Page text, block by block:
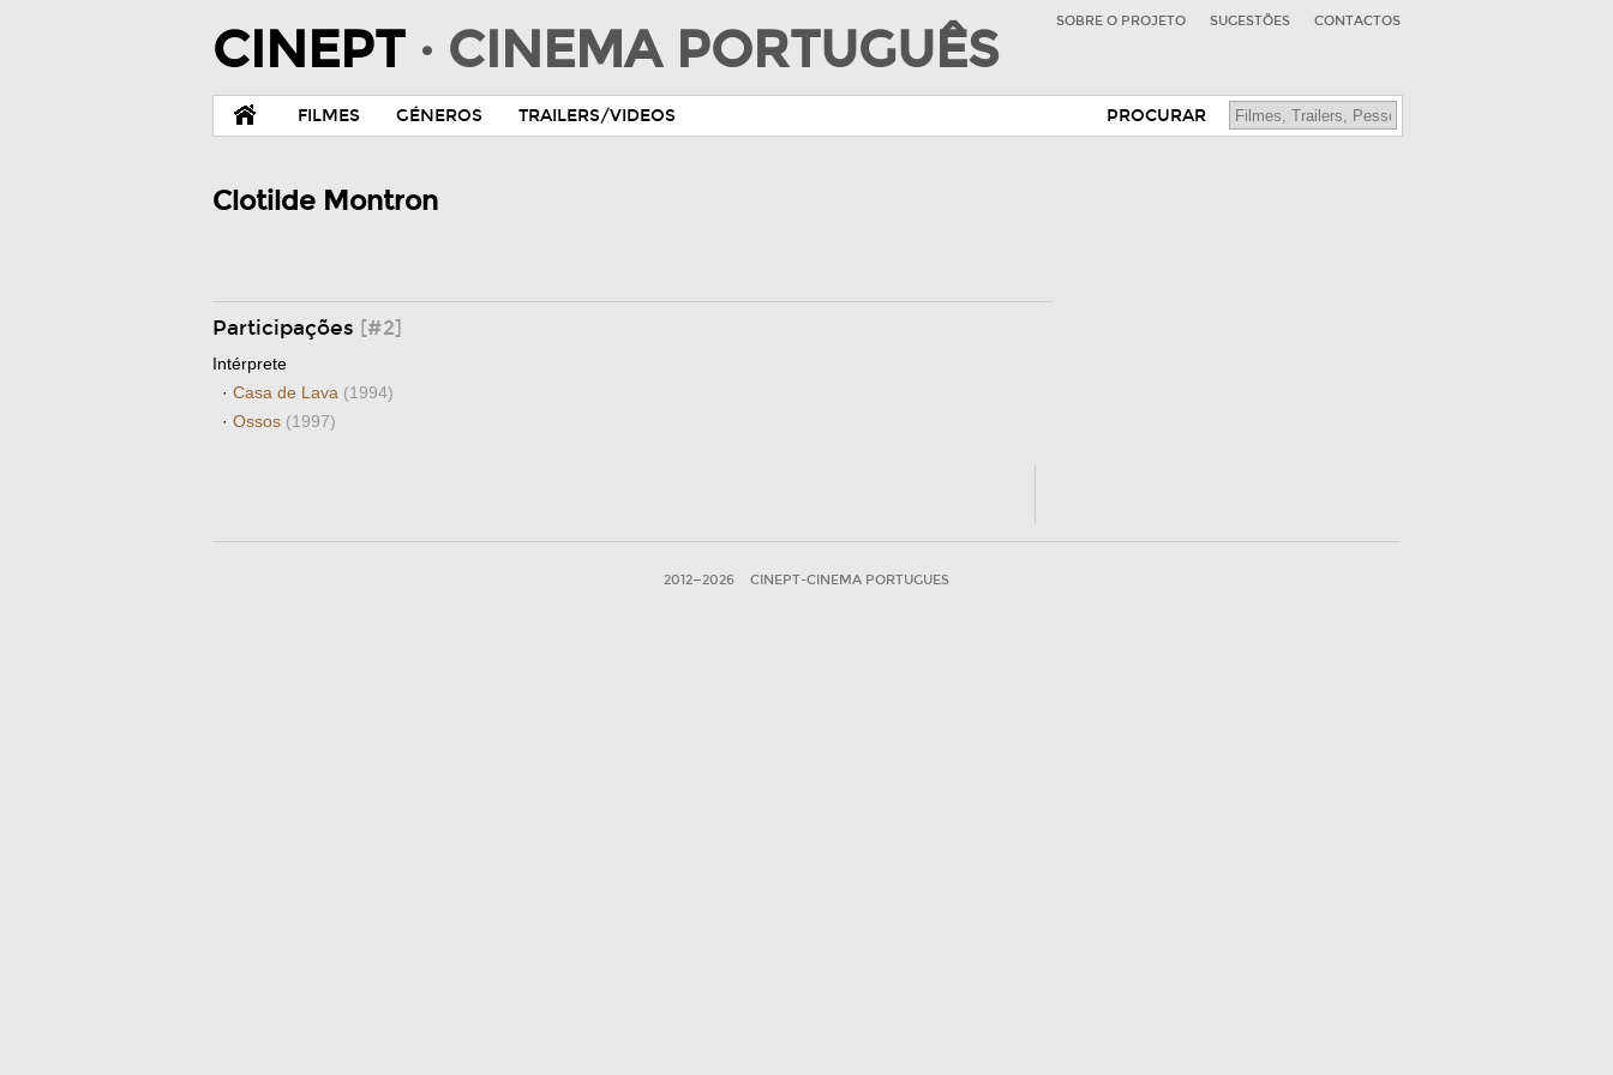
CINEPT · CINEMA PORTUGUÊS SOBRE O PROJETO SUGESTÕES CONTACTOS
FILMES GÉNEROS TRAILERS/VIDEOS PROCURAR
Clotilde Montron
Participações [#2]
Intérprete
· Casa de Lava (1994)
· Ossos (1997)
2012—2026 CINEPT-CINEMA PORTUGUES